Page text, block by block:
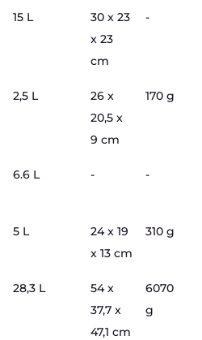
15 L
30 x 23
x 23
cm
-
2,5 L
26 x
20,5 x
9 cm
170 g
6.6 L - -
5 L
24 x 19
x 13 cm
310 g
28,3 L
54 x
37,7 x
47,1 cm
6070
g